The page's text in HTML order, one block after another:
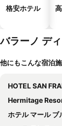
格安ホテル
バラーノ デ
他にもこんな宿泊
HOTEL SAN
Hermitage Resort
ホテル マール ブ